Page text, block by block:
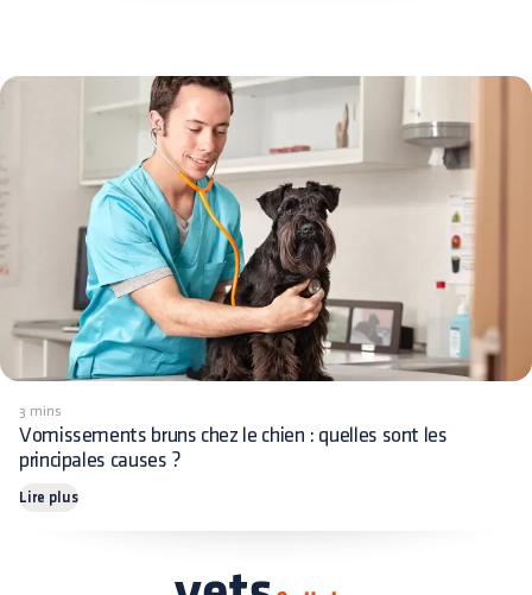
3 mins
Vomissements bruns chez le chien : quelles sont les
principales causes ?
Lire plus